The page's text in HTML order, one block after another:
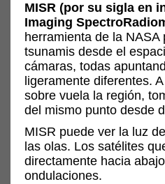
MISR (por su sigla en
Imaging
herramienta de la NASA
tsunamis desde el
cámaras, todas
ligeramente diferentes.
sobre vuela la región,
del mismo punto desde
MISR puede ver la luz
las olas. Los satélites
directamente hacia
ondulaciones.